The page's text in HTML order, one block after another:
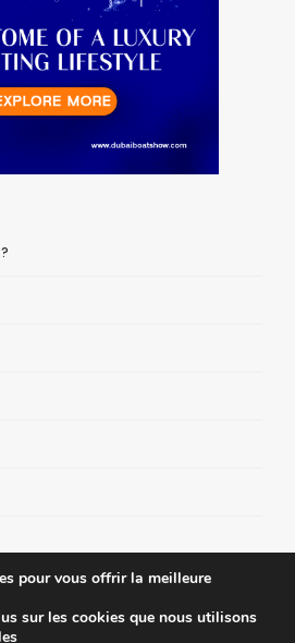
pour vous offrir la meilleure
sur les cookies que nous utilisons